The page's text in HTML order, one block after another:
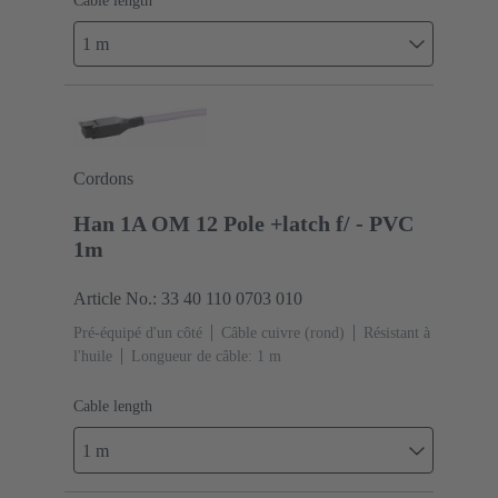
1 m
Cordons
Han 1A OM 12 Pole +latch f/ - PVC
1m
Article No.: 33 40 110 0703 010
Pré-équipé d'un côté Câble cuivre (rond)
Résistant à
l'huile
Longueur de câble: 1 m
Cable length
1 m